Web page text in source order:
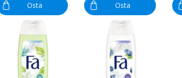
Osta Osta